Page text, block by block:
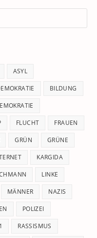
ASYL
BILDUNG
FLUCHT FRAUEN
GRÜN GRÜNE
KARGIDA
LINKE
MÄNNER NAZIS
POLIZEI
RASSISMUS